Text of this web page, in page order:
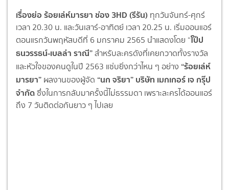
เรื่องย่อ ร้อยเล่ห์มารยา ช่อง 3HD(รีรัน) ทุกวันจันทร์-ศุกร์
เวลา 20.30 น. และวันเสาร์-อาทิตย์ เวลา 20.25 น. เริ่มออนแอร์
ตอนแรกวันพฤหัสบดีที่ 6 มกราคม 2565 นำแสดงโดย “โป๊ป
ธนวรรธน์-เบลล่า ราณี”สำหรับละครดังที่เคยกวาดทั้งรางวัล
และหัวใจของคนดูในปี 2563 แซ่บยิ่งกว่าไหน ๆ อย่าง “ร้อยเล่ห์
มารยา” ผลงานของผู้จัด “นก จริยา” บริษัท เมกเกอร์ เจ กรุ๊ป
จำกัดซึ่งในการกลับมาครั้งนี้ไม่ธรรมดา เพราะละครได้ออนแอร์
ถึง 7 วันติดต่อกันยาว ๆ ไปเลย